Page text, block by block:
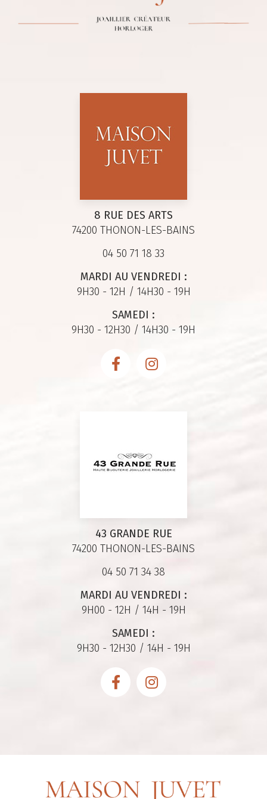
8 RUE DES ARTS
74200 THONON-LES-BAINS
04 50 71 18 33
MARDI AU VENDREDI :
9H30 - 12H / 14H30 - 19H
SAMEDI :
9H30 - 12H30 / 14H30 - 19H
43 GRANDE RUE
74200 THONON-LES-BAINS
04 50 71 34 38
MARDI AU VENDREDI :
9H00 - 12H / 14H - 19H
SAMEDI :
9H30 - 12H30 / 14H - 19H